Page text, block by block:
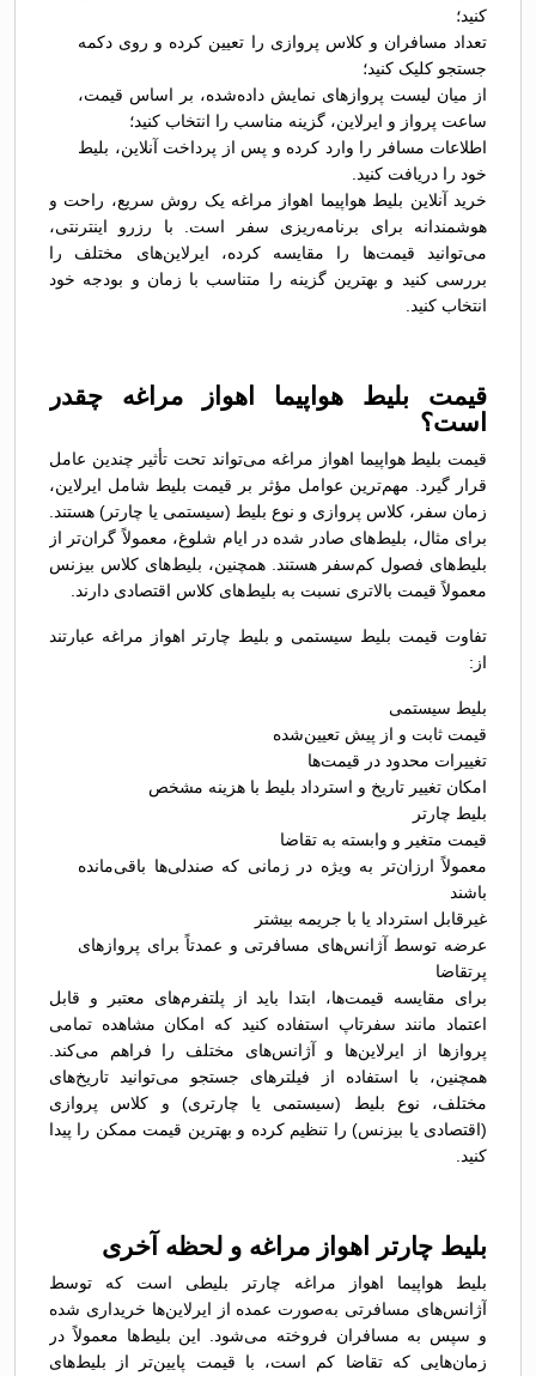
کنید؛
تعداد مسافران و کلاس پروازی را تعیین کرده و روی دکمه
جستجو کلیک کنید؛
از میان لیست پروازهای نمایش داده‌شده، بر اساس قیمت،
ساعت پرواز و ایرلاین، گزینه مناسب را انتخاب کنید؛
اطلاعات مسافر را وارد کرده و پس از پرداخت آنلاین، بلیط
خود را دریافت کنید.
خرید آنلاین بلیط هواپیما اهواز مراغه یک روش سریع، راحت و
هوشمندانه برای برنامه‌ریزی سفر است. با رزرو اینترنتی،
می‌توانید قیمت‌ها را مقایسه کرده، ایرلاین‌های مختلف را
بررسی کنید و بهترین گزینه را متناسب با زمان و بودجه خود
انتخاب کنید.
قیمت بلیط هواپیما اهواز مراغه چقدر
است؟
قیمت بلیط هواپیما اهواز مراغه می‌تواند تحت تأثیر چندین عامل
قرار گیرد. مهم‌ترین عوامل مؤثر بر قیمت بلیط شامل ایرلاین،
زمان سفر، کلاس پروازی و نوع بلیط (سیستمی یا چارتر) هستند.
برای مثال، بلیط‌های صادر شده در ایام شلوغ، معمولاً گران‌تر از
بلیط‌های فصول کم‌سفر هستند. همچنین، بلیط‌های کلاس بیزنس
معمولاً قیمت بالاتری نسبت به بلیط‌های کلاس اقتصادی دارند.
تفاوت قیمت بلیط سیستمی و بلیط چارتر اهواز مراغه عبارتند
از:
بلیط سیستمی
قیمت ثابت و از پیش تعیین‌شده
تغییرات محدود در قیمت‌ها
امکان تغییر تاریخ و استرداد بلیط با هزینه مشخص
بلیط چارتر
قیمت متغیر و وابسته به تقاضا
معمولاً ارزان‌تر به ویژه در زمانی که صندلی‌ها باقی‌مانده
باشند
غیرقابل استرداد یا با جریمه بیشتر
عرضه توسط آژانس‌های مسافرتی و عمدتاً برای پروازهای
پرتقاضا
برای مقایسه قیمت‌ها، ابتدا باید از پلتفرم‌های معتبر و قابل
اعتماد مانند سفرتاپ استفاده کنید که امکان مشاهده تمامی
پروازها از ایرلاین‌ها و آژانس‌های مختلف را فراهم می‌کند.
همچنین، با استفاده از فیلترهای جستجو می‌توانید تاریخ‌های
مختلف، نوع بلیط (سیستمی یا چارتری) و کلاس پروازی
(اقتصادی یا بیزنس) را تنظیم کرده و بهترین قیمت ممکن را پیدا
کنید.
بلیط چارتر اهواز مراغه و لحظه آخری
بلیط هواپیما اهواز مراغه چارتر بلیطی است که توسط
آژانس‌های مسافرتی به‌صورت عمده از ایرلاین‌ها خریداری شده
و سپس به مسافران فروخته می‌شود. این بلیط‌ها معمولاً در
زمان‌هایی که تقاضا کم است، با قیمت پایین‌تر از بلیط‌های